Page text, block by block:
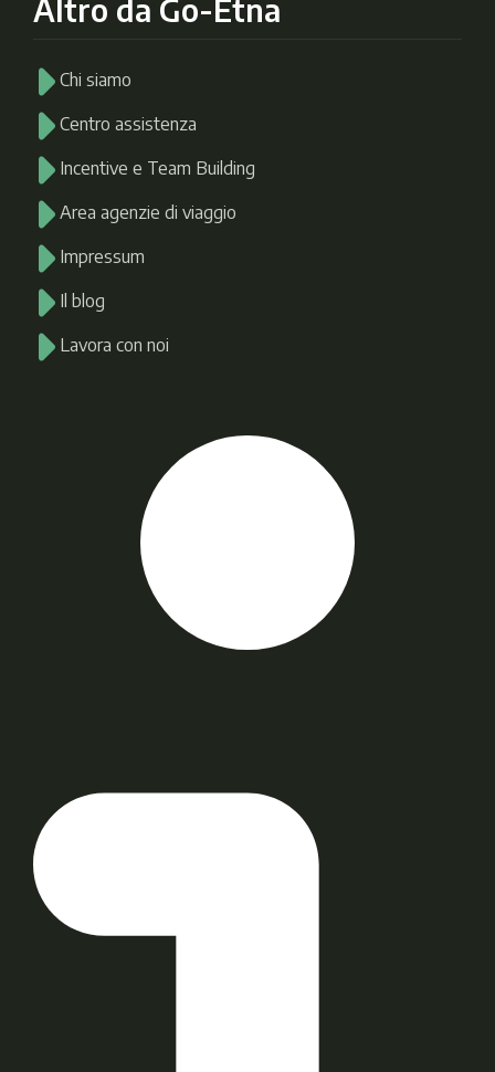
Altro da Go-Etna
Chi siamo
Centro assistenza
Incentive e Team Building
Area agenzie di viaggio
Impressum
Il blog
Lavora con noi